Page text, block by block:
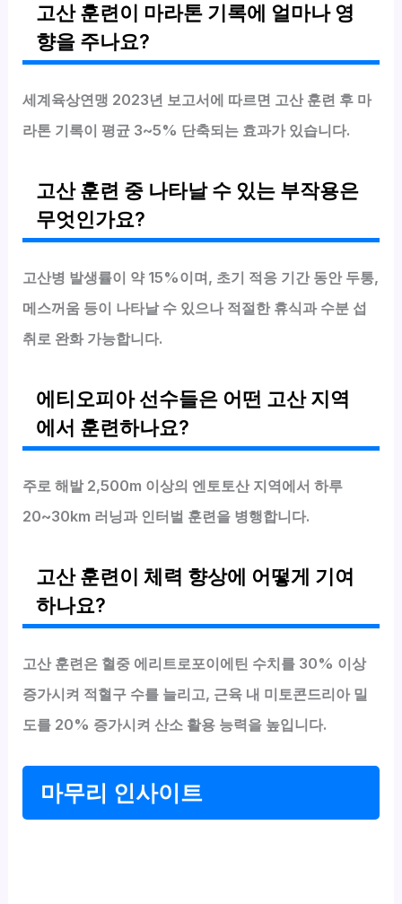
고산 훈련이 마라톤 기록에 얼마나 영
향을 주나요?
세계육상연맹 2023년 보고서에 따르면 고산 훈련 후 마
라톤 기록이 평균 3~5% 단축되는 효과가 있습니다.
고산 훈련 중 나타날 수 있는 부작용은
무엇인가요?
고산병 발생률이 약 15%이며, 초기 적응 기간 동안 두통,
메스꺼움 등이 나타날 수 있으나 적절한 휴식과 수분 섭
취로 완화 가능합니다.
에티오피아 선수들은 어떤 고산 지역
에서 훈련하나요?
주로 해발 2,500m 이상의 엔토토산 지역에서 하루
20~30km 러닝과 인터벌 훈련을 병행합니다.
고산 훈련이 체력 향상에 어떻게 기여
하나요?
고산 훈련은 혈중 에리트로포이에틴 수치를 30% 이상
증가시켜 적혈구 수를 늘리고, 근육 내 미토콘드리아 밀
도를 20% 증가시켜 산소 활용 능력을 높입니다.
마무리 인사이트